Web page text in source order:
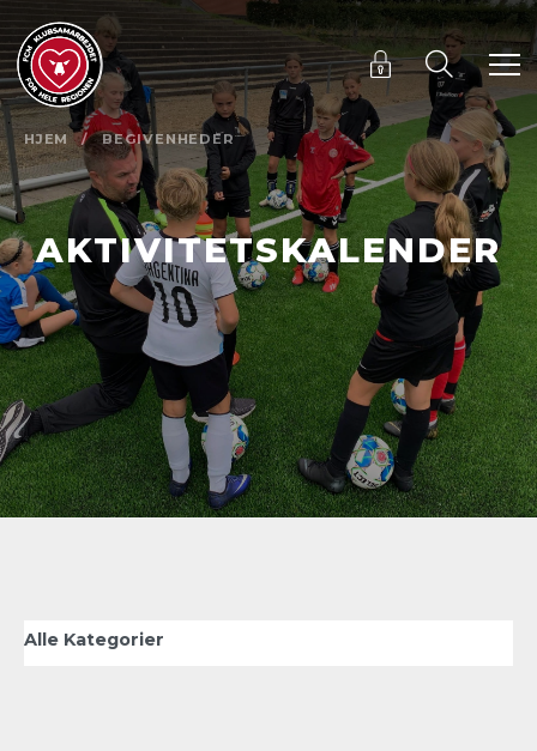
HJEM / BEGIVENHEDER
AKTIVITETSKALENDER